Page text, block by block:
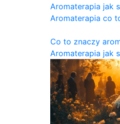
Aromaterapia jak
Aromaterapia co
Co to znaczy
Aromaterapia jak